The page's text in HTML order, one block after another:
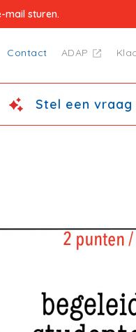
mail sturen.
Contact ADAP
Stel een vraag